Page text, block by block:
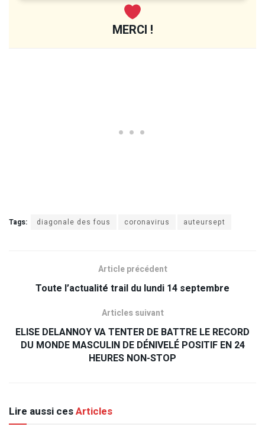
MERCI !
Tags: diagonale des fous coronavirus auteursept
Article précédent
Toute l’actualité trail du lundi 14 septembre
Articles suivant
ELISE DELANNOY VA TENTER DE BATTRE LE RECORD
DU MONDE MASCULIN DE DÉNIVELÉ POSITIF EN 24
HEURES NON-STOP
Lire aussi cesArticles